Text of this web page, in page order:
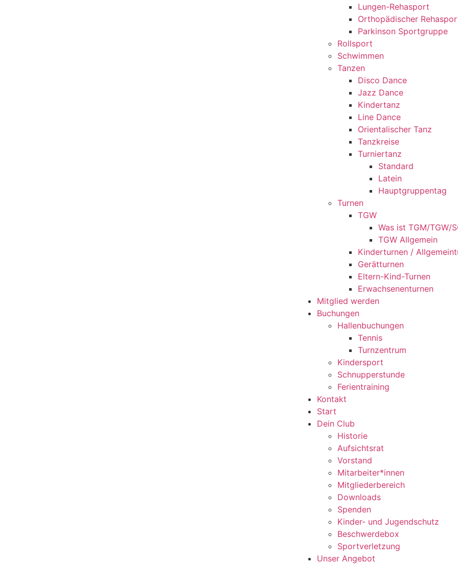
Lungen-Rehasport
Orthopädischer
Parkinson Sportgruppe
Rollsport
Schwimmen
Tanzen
Disco Dance
Jazz Dance
Kindertanz
Line Dance
Orientalischer Tanz
Tanzkreise
Turniertanz
Standard
Latein
Hauptgruppentag
Turnen
TGW
Was ist TGM/TGW/
TGW Allgemein
Kinderturnen /
Gerätturnen
Eltern-Kind-Turnen
Erwachsenenturnen
Mitglied werden
Buchungen
Hallenbuchungen
Tennis
Turnzentrum
Kindersport
Schnupperstunde
Ferientraining
Kontakt
Start
Dein Club
Historie
Aufsichtsrat
Vorstand
Mitarbeiter*innen
Mitgliederbereich
Downloads
Spenden
Kinder- und Jugendschutz
Beschwerdebox
Sportverletzung
Unser Angebot